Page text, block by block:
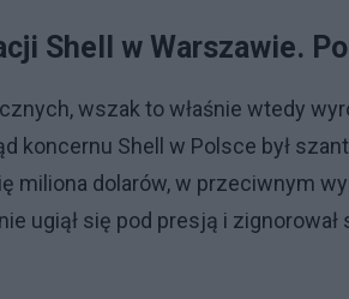
Shell w Warszawie.
wszak to właśnie wtedy
koncernu Shell w Polsce był
miliona dolarów, w przeciwnym
ugiął się pod presją i